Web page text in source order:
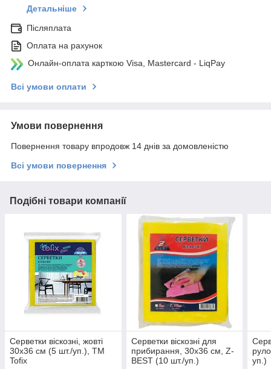
Детальніше
Післяплата
Оплата на рахунок
Онлайн-оплата карткою Visa, Mastercard - LiqPay
Всі умови оплати
Умови повернення
Повернення товару впродовж 14 днів за домовленістю
Всі умови повернення
Подібні товари компанії
Серветки віскозні, жовті
30х36 см (5 шт./уп.), ТМ
Tofix
Серветки віскозні для
прибирання, 30х36 см, Z-
BEST (10 шт./уп.)
уп.)